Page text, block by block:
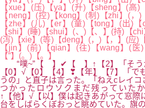
【xue】(压)【ya】(升)【sheng】(高
【neng】(控)【kong】(制)【zhi】(，
【zhe】(儿)【er】(童)【tong】(出)
【shi】(睡)【shui】(、)【、】(持)【
(泻)【xie】(等)【deng】(，)【，】(应)
【jin】(前)【qian】(往)【wang】(医
【”】(。)【。】
“噗~”【 】✔【 】↑【2】「そうか
【0】√【0】【4】❣【年】【7】「で
うの」と直子は言った。「ねえcレイ
つかったロウソクまだ残っていた
↑【他】√【以】僕は起きあがって窓際
台をしばらくぼおっと眺めていた。旗